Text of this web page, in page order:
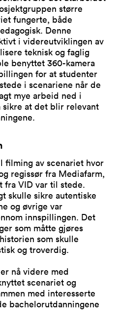
større
fungerte, både
Denne
i videreutviklingen av
teknisk og faglig
benyttet 360-kamera
for at studenter
i scenariene når de
mye arbeid ned i
sikre at det blir relevant
filming av scenariet hvor
regissør fra Mediafarm,
fra VID var til stede.
skulle sikre autentiske
og øvrige var
innspillingen. Det
som måtte gjøres
som skulle
og troverdig.
nå videre med
scenariet og
med interesserte
bachelorutdanningene